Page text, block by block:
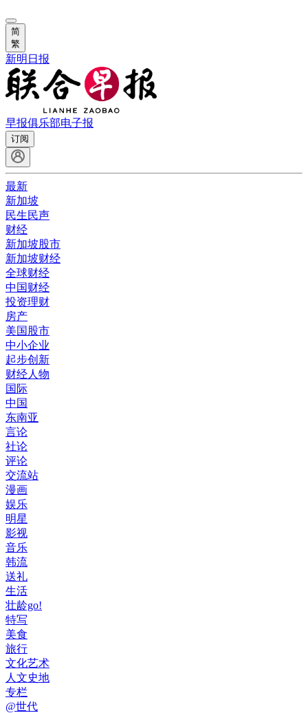
简
繁
新明日报
早报俱乐部电子报
订阅
最新
新加坡
民生民声
财经
新加坡股市
新加坡财经
全球财经
中国财经
投资理财
房产
美国股市
中小企业
起步创新
财经人物
国际
中国
东南亚
言论
社论
评论
交流站
漫画
娱乐
明星
影视
音乐
韩流
送礼
生活
壮龄go!
特写
美食
旅行
文化艺术
人文史地
专栏
@世代